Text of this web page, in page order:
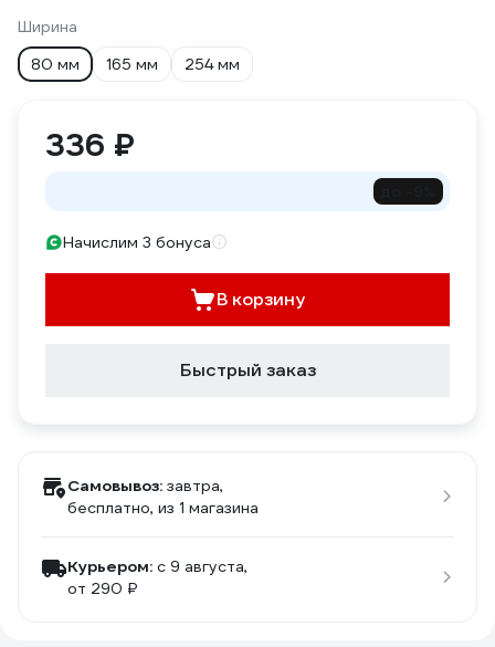
Ширина
80 мм
165 мм 254 мм
336 ₽
Начислим 3 бонуса
В корзину
Быстрый заказ
Самовывоз: завтра,
бесплатно, из 1 магазина
Курьером: c 9 августа,
от 290 ₽